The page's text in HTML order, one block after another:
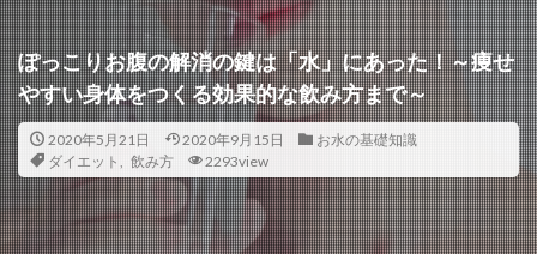
ぽっこりお腹の解消の鍵は「水」にあった！～痩せ
やすい身体をつくる効果的な飲み方まで～
2020年5月21日 2020年9月15日
お水の基礎知識
ダイエット
飲み方 2293view